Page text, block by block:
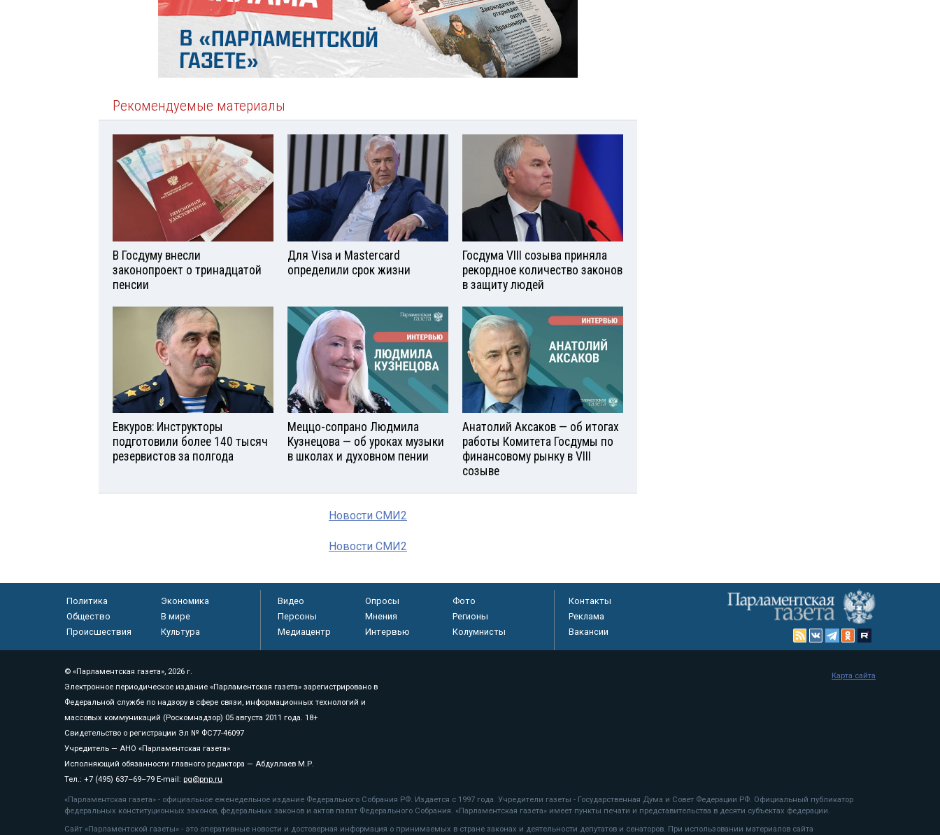
Рекомендуемые материалы
В Госдуму внесли
законопроект о тринадцатой
пенсии
Для Visа и Mastercard
определили срок жизни
Госдума VIII созыва приняла
рекордное количество законов
в защиту людей
Евкуров: Инструкторы
подготовили более 140 тысяч
резервистов за полгода
Меццо-сопрано Людмила
Кузнецова — об уроках музыки
в школах и духовном пении
Анатолий Аксаков — об итогах
работы Комитета Госдумы по
финансовому рынку в VIII
созыве
Новости СМИ2
Новости СМИ2
Политика
Экономика
Общество
В мире
Происшествия
Культура
Видео Опросы
Фото
Персоны
Мнения
Регионы
Медиацентр
Интервью Колумнисты
Контакты
Реклама
Вакансии
© «Парламентская газета», 2026 г.
Электронное периодическое издание «Парламентская газета» зарегистрировано в
Федеральной службе по надзору в сфере связи, информационных технологий и
массовых коммуникаций (Роскомнадзор) 05 августа 2011 года. 18+
Свидетельство о регистрации Эл № ФС77-46097
Учредитель — АНО «Парламентская газета»
Исполняющий обязанности главного редактора — Абдуллаев М.Р.
Тел.: +7 (495) 637–69–79 E-mail: pg@pnp.ru
«Парламентская газета» - официальное еженедельное издание Федерального Собрания РФ. Издается с 1997 года. Учредители газеты - Государственная Дума и Совет Федерации РФ. Официальный публикатор
федеральных конституционных законов, федеральных законов и актов палат Федерального Собрания. «Парламентская газета» имеет пункты печати и представительства в десяти субъектах федерации.
Сайт «Парламентской газеты» - это оперативные новости и достоверная информация о принимаемых в стране законах и деятельности депутатов и сенаторов. При использовании материалов сайта
Карта сайта